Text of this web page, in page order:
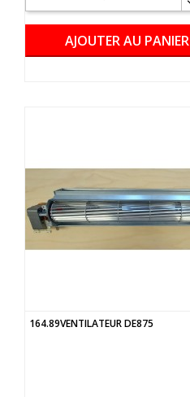
AJOUTER AU PANIER
164.89VENTILATEUR DE875